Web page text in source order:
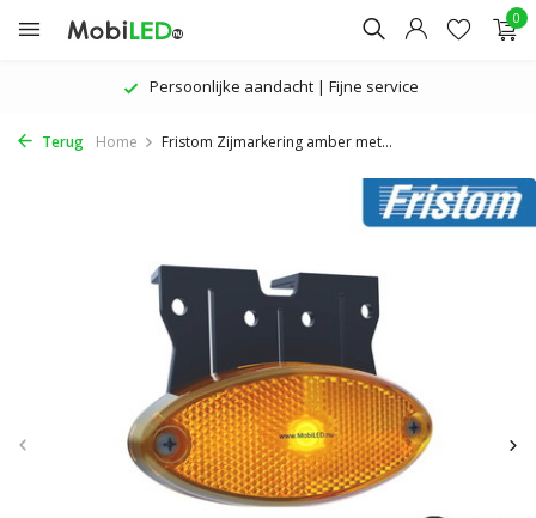
0
Persoonlijke aandacht | Fijne service
Terug Home Fristom Zijmarkering amber met...